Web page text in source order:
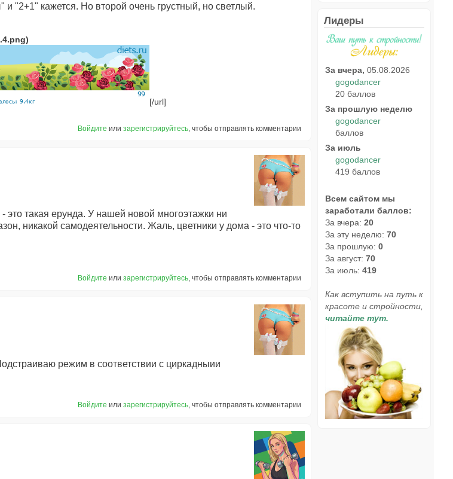
"2+1" кажется. Но второй очень грустный, но светлый.
[/url]
Войдите или зарегистрируйтесь, чтобы отправлять комментарии
это такая ерунда. У нашей новой многоэтажки ни
никакой самодеятельности. Жаль, цветники у дома - это что-то
Войдите или зарегистрируйтесь, чтобы отправлять комментарии
режим в соответствии с циркадныии
Войдите или зарегистрируйтесь , чтобы отправлять комментарии
Лидеры
За вчера, 05.08.2026
gogodancer
20 баллов
За прошлую неделю
gogodancer
баллов
За июль
gogodancer
419 баллов
Всем сайтом мы
заработали баллов:
За вчера: 20
За эту неделю: 70
За прошлую: 0
За август: 70
За июль: 419
Как вступить на путь к
красоте и стройности,
читайте тут.